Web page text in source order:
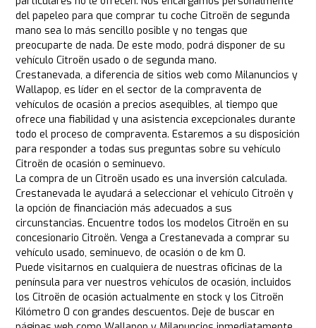
del papeleo para que comprar tu coche Citroën de segunda
mano sea lo más sencillo posible y no tengas que
preocuparte de nada. De este modo, podrá disponer de su
vehículo Citroën usado o de segunda mano.
Crestanevada, a diferencia de sitios web como Milanuncios y
Wallapop, es líder en el sector de la compraventa de
vehículos de ocasión a precios asequibles, al tiempo que
ofrece una fiabilidad y una asistencia excepcionales durante
todo el proceso de compraventa. Estaremos a su disposición
para responder a todas sus preguntas sobre su vehículo
Citroën de ocasión o seminuevo.
La compra de un Citroën usado es una inversión calculada.
Crestanevada le ayudará a seleccionar el vehículo Citroën y
la opción de financiación más adecuados a sus
circunstancias. Encuentre todos los modelos Citroën en su
concesionario Citroën. Venga a Crestanevada a comprar su
vehículo usado, seminuevo, de ocasión o de km 0.
Puede visitarnos en cualquiera de nuestras oficinas de la
península para ver nuestros vehículos de ocasión, incluidos
los Citroën de ocasión actualmente en stock y los Citroën
Kilómetro 0 con grandes descuentos. Deje de buscar en